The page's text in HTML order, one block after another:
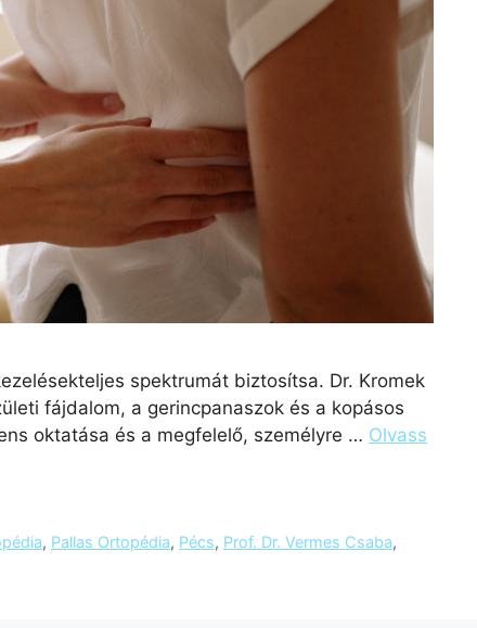
spektrumát biztosítsa. Dr. Kromek
fájdalom, a gerincpanaszok és a kopásos
oktatása és a megfelelő, személyre … Olvass
, Pallas Ortopédia, Pécs, Prof. Dr. Vermes Csaba,